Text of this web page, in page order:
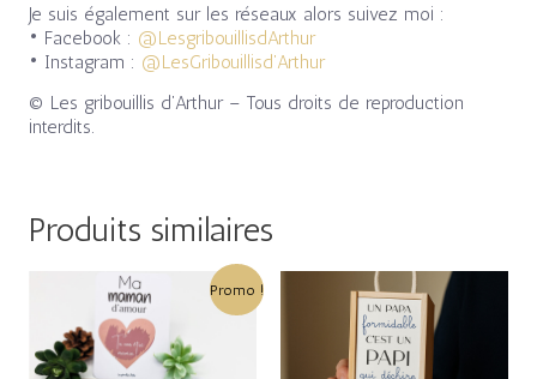
Je suis également sur les réseaux alors suivez moi :
• Facebook : @LesgribouillisdArthur
• Instagram : @LesGribouillisd’Arthur
© Les gribouillis d’Arthur – Tous droits de reproduction
interdits.
Produits similaires
Promo !
initial
était :
3,50€.
Le
prix
actuel
est :
2,80€.